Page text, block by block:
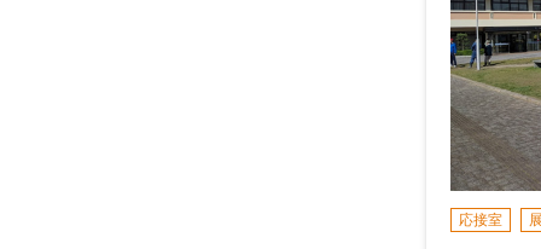
応接室